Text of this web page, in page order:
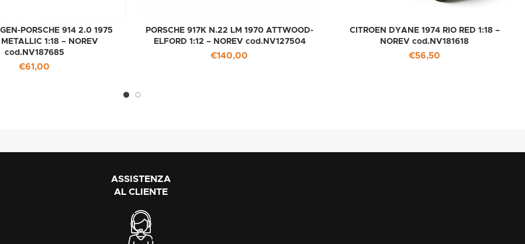
PORSCHE 914 2.0 1975
METALLIC 1:18 – NOREV
cod.NV187685
€61,00
PORSCHE 917K N.22 LM 1970 ATTWOOD-
ELFORD 1:12 – NOREV cod.NV127504
€140,00
CITROEN DYANE 1974 RIO RED 1:18 –
NOREV cod.NV181618
€56,50
ASSISTENZA
AL CLIENTE